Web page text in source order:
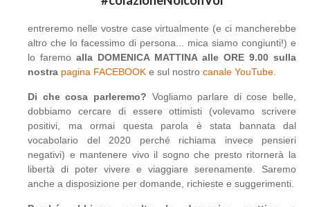
entreremo nelle vostre case virtualmente (e ci mancherebbe
altro che lo facessimo di persona... mica siamo congiunti!) e
lo faremo alla DOMENICA MATTINA alle ORE 9.00 sulla
nostra pagina FACEBOOK e sul nostro canale YouTube.
Di che cosa parleremo? Vogliamo parlare di cose belle,
dobbiamo cercare di essere ottimisti (volevamo scrivere
positivi, ma ormai questa parola è stata bannata dal
vocabolario del 2020 perché richiama invece pensieri
negativi) e mantenere vivo il sogno che presto ritornerà la
libertà di poter vivere e viaggiare serenamente. Saremo
anche a disposizione per domande, richieste e suggerimenti.